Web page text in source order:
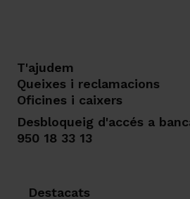
T'ajudem
Queixes i reclamacions
Oficines i caixers
Desbloqueig d'accés a
950 18 33 13
Destacats